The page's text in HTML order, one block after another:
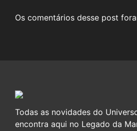
Os comentários desse post
Todas as novidades do
encontra aqui no Legado da